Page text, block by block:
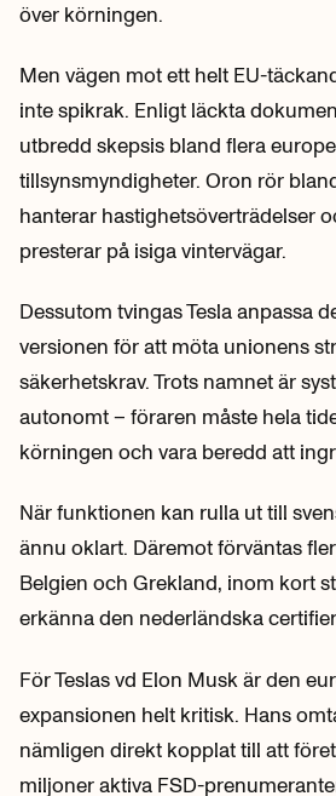
över körningen.
Men vägen mot ett helt EU-
inte spikrak. Enligt läckta
utbredd skepsis bland flera
tillsynsmyndigheter. Oron rör
hanterar hastighetsöverträdelser
presterar på isiga vintervägar.
Dessutom tvingas Tesla anpassa
versionen för att möta unionens
säkerhetskrav. Trots namnet är
autonomt – föraren måste hela
körningen och vara beredd att
När funktionen kan rulla ut till
ännu oklart. Däremot förväntas
Belgien och Grekland, inom kort
erkänna den nederländska
För Teslas vd Elon Musk är den
expansionen helt kritisk. Hans
nämligen direkt kopplat till att
miljoner aktiva FSD-